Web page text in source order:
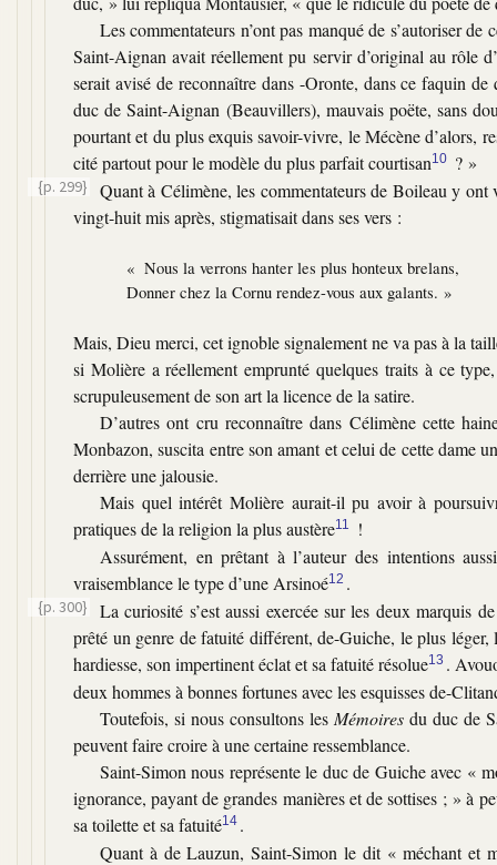
Les commentateurs n’ont pas manqué de s’autoriser
Saint-Aignan avait réellement pu servir d’original au rôle
serait avisé de reconnaître dans -Oronte, dans ce faquin
duc de Saint-Aignan (Beauvillers), mauvais poëte, sans
pourtant et du plus exquis savoir-vivre, le Mécène d’alors,
cité partout pour le modèle du plus parfait courtisan10 ? »
Quant à Célimène, les commentateurs de Boileau y ont
{p. 299}
vingt-huit mis après, stigmatisait dans ses vers :
« Nous la verrons hanter les plus honteux brelans,
Donner chez la Cornu rendez-vous aux galants. »
Mais, Dieu merci, cet ignoble signalement ne va pas à la
si Molière a réellement emprunté quelques traits à ce
scrupuleusement de son art la licence de la satire.
D’autres ont cru reconnaître dans Célimène cette
Monbazon, suscita entre son amant et celui de cette dame
derrière une jalousie.
Mais quel intérêt Molière aurait-il pu avoir à
pratiques de la religion la plus austère11
!
Assurément, en prêtant à l’auteur des intentions
vraisemblance le type d’une Arsinoé12 .
{p. 300}
La curiosité s’est aussi exercée sur les deux marquis
prêté un genre de fatuité différent, de-Guiche, le plus
hardiesse, son impertinent éclat et sa fatuité résolue13 .
deux hommes à bonnes fortunes avec les esquisses de-
Toutefois, si nous consultons les Mémoires du duc de
peuvent faire croire à une certaine ressemblance.
Saint-Simon nous représente le duc de Guiche avec «
ignorance, payant de grandes manières et de sottises ; » à
sa toilette et sa fatuité14 .
Quant à de Lauzun, Saint-Simon le dit « méchant et